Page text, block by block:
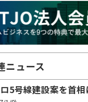
ニュース
5号線建設案を首